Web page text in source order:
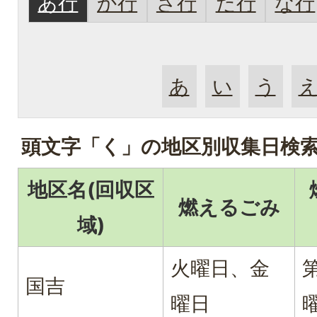
あ い う
頭文字「 く 」の地区別収集日検
地区名(回収区
域)
燃えるごみ
国吉
火曜日、金
曜日